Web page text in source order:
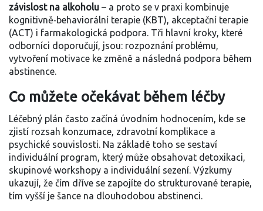
závislost na alkoholu – a proto se v praxi kombinuje
kognitivně‑behaviorální terapie (KBT), akceptační terapie
(ACT) i farmakologická podpora. Tři hlavní kroky, které
odborníci doporučují, jsou: rozpoznání problému,
vytvoření motivace ke změně a následná podpora během
abstinence.
Co můžete očekávat během léčby
Léčebný plán často začíná úvodním hodnocením, kde se
zjistí rozsah konzumace, zdravotní komplikace a
psychické souvislosti. Na základě toho se sestaví
individuální program, který může obsahovat detoxikaci,
skupinové workshopy a individuální sezení. Výzkumy
ukazují, že čím dříve se zapojíte do strukturované terapie,
tím vyšší je šance na dlouhodobou abstinenci.